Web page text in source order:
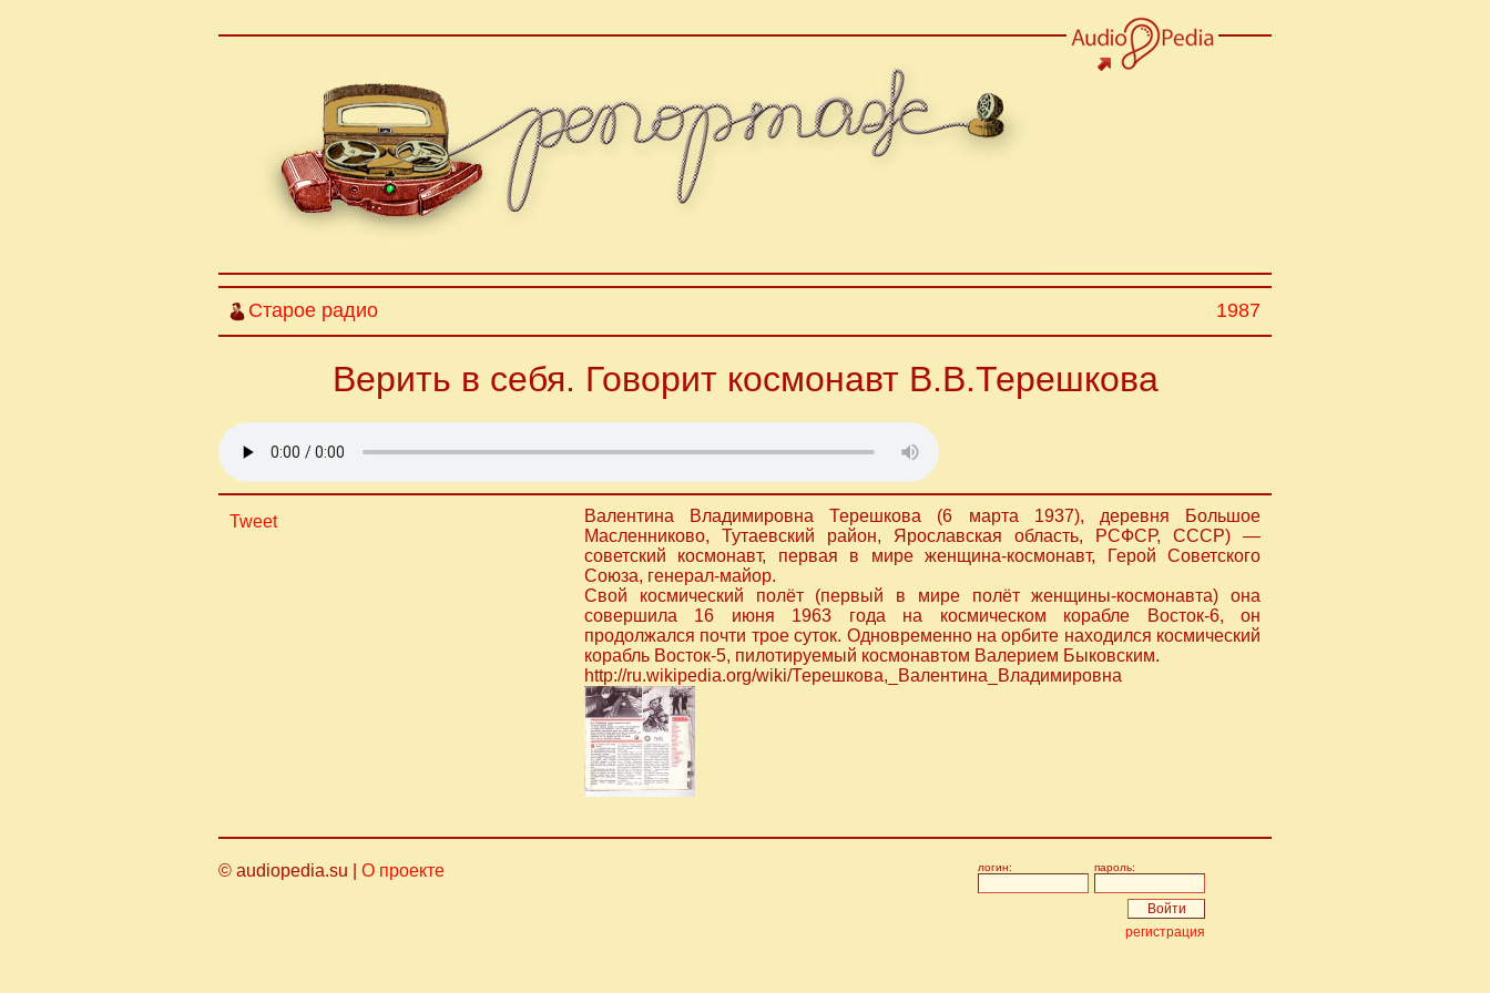
Старое радио 1987
Верить в себя. Говорит космонавт В.В.Терешкова
Tweet
Валентина Владимировна Терешкова (6 марта 1937), деревня Большое
Масленниково, Тутаевский район, Ярославская область, РСФСР, СССР) —
советский космонавт, первая в мире женщина-космонавт, Герой Советского
Союза, генерал-майор.
Свой космический полёт (первый в мире полёт женщины-космонавта) она
совершила 16 июня 1963 года на космическом корабле Восток-6, он
продолжался почти трое суток. Одновременно на орбите находился космический
корабль Восток-5, пилотируемый космонавтом Валерием Быковским.
http://ru.wikipedia.org/wiki/Терешкова,_Валентина_Владимировна
© audiopedia.su | О проекте пароль:
логин:
регистрация